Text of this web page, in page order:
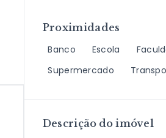
Proximidades
Banco
Escola
Supermercado
Descrição do imóvel